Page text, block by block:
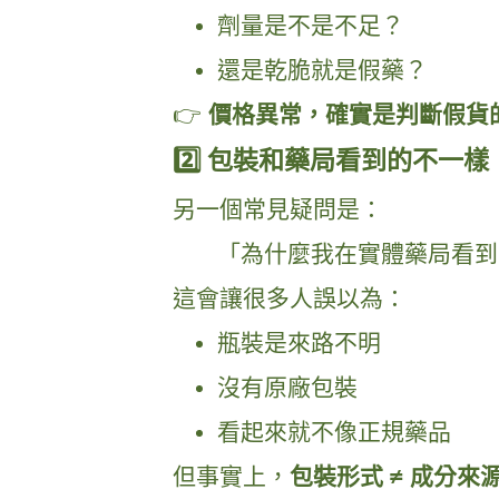
劑量是不是不足？
還是乾脆就是假藥？
👉 價格異常，確實是判斷假
2️⃣ 包裝和藥局看到的不一樣
另一個常見疑問是：
「為什麼我在實體藥局看
這會讓很多人誤以為：
瓶裝是來路不明
沒有原廠包裝
看起來就不像正規藥品
但事實上， 包裝形式 ≠ 成分來